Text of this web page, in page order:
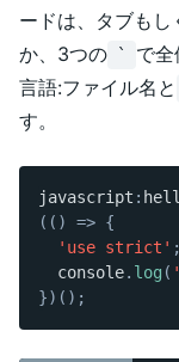
ードは、タブもし
か、3つの
`
で全
言語:ファイル名と
す。
javascript :
( ( ) => {
'use strict' ;
  console
. log (
}) ( ) ;